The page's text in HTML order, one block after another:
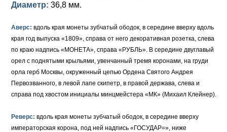
Памятные и донативные
Сибирские монеты
Таврические монеты
Серебро
Для Пруссии
Ливонезы
Альбертусталер
Анна Иоанновна (1730-1740)
Екатерина I (1725-1727)
Петр I (1682-1725)
Золото
Диаметр: 36,8 мм.
Аверс: вдоль края монеты зубчатый ободок, в середине вверху вдоль
края год выпуска «1809», справа от него декоративная розетка, слева
по краю надпись «МОНЕТА», справа «РУБЛЬ». В середине двуглавый
орел с поднятыми крыльями, увенчанный тремя коронами, на груди
орла герб Москвы, окруженный цепью Ордена Святого Андрея
Первозванного, в левой лапе скипетр, в правой держава, слева и
справа под хвостом инициалы минцмейстера «МК» (Михаил Клейнер).
Реверс: вдоль края монеты зубчатый ободок, в середине вверху
императорская корона, под ней надпись «ГОСУДАР=», ниже